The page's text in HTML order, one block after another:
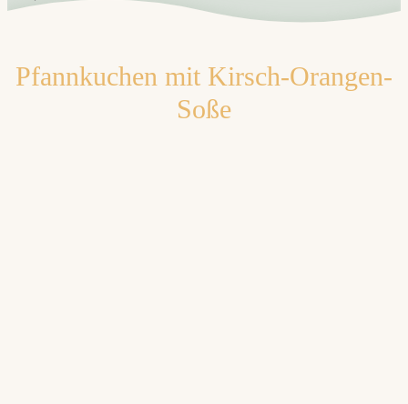
Pfannkuchen mit Kirsch-Orangen-
Soße